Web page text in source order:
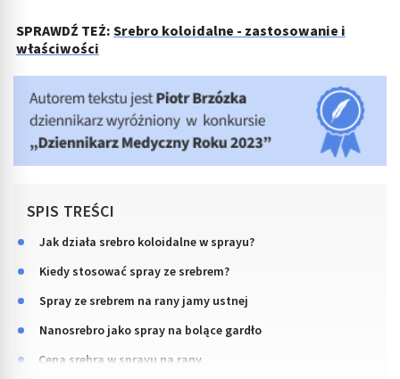
SPRAWDŹ TEŻ:Srebro koloidalne - zastosowanie i
właściwości
SPIS TREŚCI
Jak działa srebro koloidalne w sprayu?
Kiedy stosować spray ze srebrem?
Spray ze srebrem na rany jamy ustnej
Nanosrebro jako spray na bolące gardło
Cena srebra w sprayu na rany